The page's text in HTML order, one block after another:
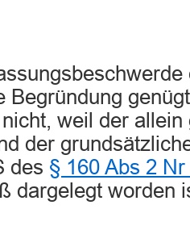
Begründung
weil der
der
des § 160 Abs 2
dargelegt worden